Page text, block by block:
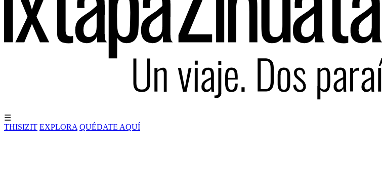
☰
THISIZIT EXPLORA QUÉDATE AQUÍ